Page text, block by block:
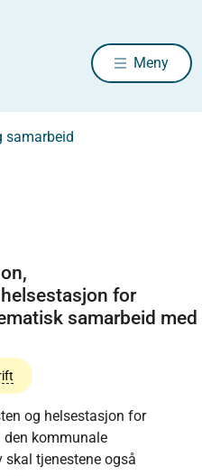
Meny
samarbeid
for
samarbeid med
og helsestasjon for
den kommunale
skal tjenestene også